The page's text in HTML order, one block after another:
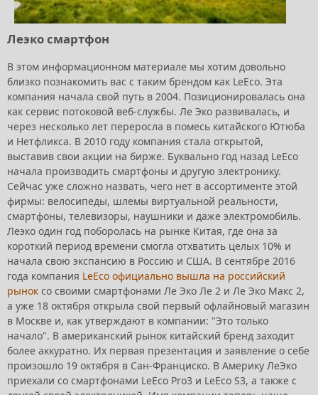
Леэко смартфон
В этом информационном материале мы хотим довольно
близко познакомить вас с таким брендом как LeEco. Эта
компания начала свой путь в 2004. Позиционировалась она
как сервис потоковой веб-службы. Ле Эко развивалась, и
через несколько лет переросла в помесь китайского Ютюба
и Нетфликса. В 2010 году компания стала открытой,
выставив свои акции на бирже. Буквально год назад LeEco
начала производить смартфоны и другую электронику.
Сейчас уже сложно назвать, чего нет в ассортименте этой
фирмы: велосипеды, шлемы виртуальной реальности,
смартфоны, телевизоры, наушники и даже электромобиль.
Леэко один год поборолась на рынке Китая, где она за
короткий период времени смогла отхватить целых 10% и
начала свою экспансию в Россию и США. В сентябре 2016
года компания LeEco официально вышла на российский
рынок со своими смартфонами Ле Эко Ле 2 и Ле Эко Макс 2,
а уже 18 октября открыла свой первый офлайновый магазин
в Москве и, как утверждают в компании: "Это только
начало". В американский рынок китайский бренд заходит
более аккуратно. Их первая презентация и заявление о себе
произошло 19 октября в Сан-Франциско. В Америку ЛеЭко
приехали со смартфонами LeEco Pro3 и LeEco S3, а также с